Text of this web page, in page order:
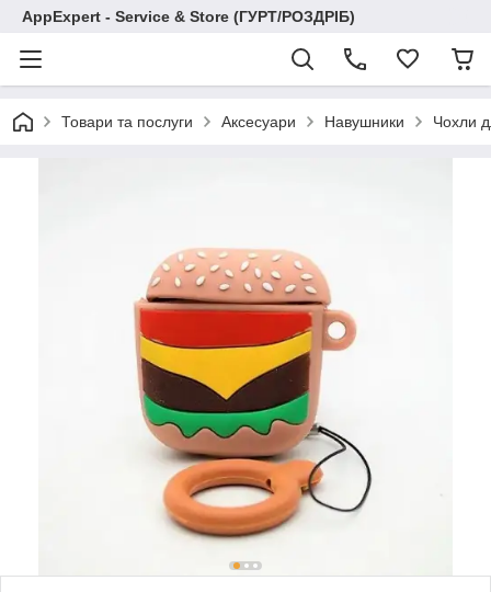
AppExpert - Service & Store (ГУРТ/РОЗДРІБ)
Товари та послуги Аксесуари Навушники Чохли